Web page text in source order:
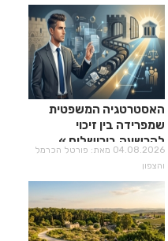
האסטרטגיה המשפטית
שמפרידה בין זיכוי
להרשעה בירושלים
04.08.2026 מאת: פורטל הכרמל
והצפון